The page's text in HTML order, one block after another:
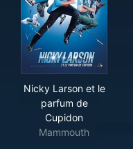
Nicky Larson et le
parfum de
Cupidon
Mammouth